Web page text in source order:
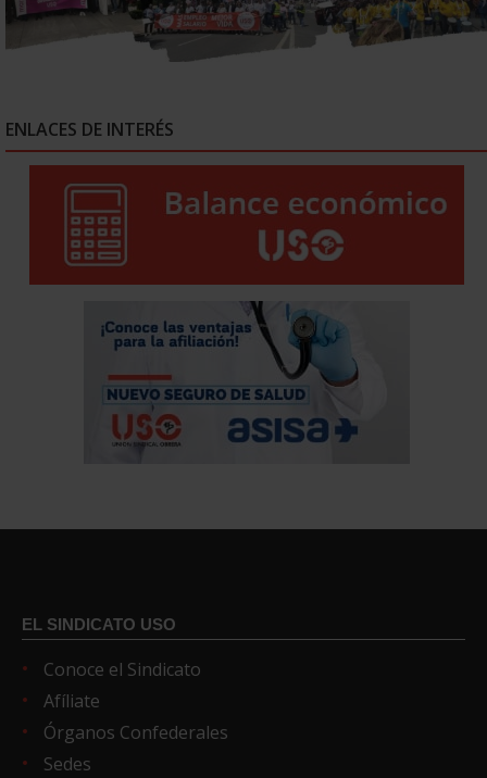
ENLACES DE INTERÉS
EL SINDICATO USO
Conoce el Sindicato
Afíliate
Órganos Confederales
Sedes